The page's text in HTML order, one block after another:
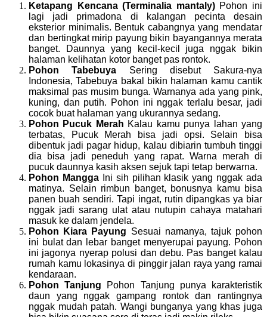
Ketapang Kencana (Terminalia mantaly)Pohon ini
lagi jadi primadona di kalangan pecinta desain
eksterior minimalis. Bentuk cabangnya yang mendatar
dan bertingkat mirip payung bikin bayangannya merata
banget. Daunnya yang kecil-kecil juga nggak bikin
halaman kelihatan kotor banget pas rontok.
Pohon Tabebuya Sering disebut Sakura-nya
Indonesia, Tabebuya bakal bikin halaman kamu cantik
maksimal pas musim bunga. Warnanya ada yang pink,
kuning, dan putih. Pohon ini nggak terlalu besar, jadi
cocok buat halaman yang ukurannya sedang.
Pohon Pucuk Merah Kalau kamu punya lahan yang
terbatas, Pucuk Merah bisa jadi opsi. Selain bisa
dibentuk jadi pagar hidup, kalau dibiarin tumbuh tinggi
dia bisa jadi peneduh yang rapat. Warna merah di
pucuk daunnya kasih aksen sejuk tapi tetap berwarna.
Pohon ManggaIni sih pilihan klasik yang nggak ada
matinya. Selain rimbun banget, bonusnya kamu bisa
panen buah sendiri. Tapi ingat, rutin dipangkas ya biar
nggak jadi sarang ulat atau nutupin cahaya matahari
masuk ke dalam jendela.
Pohon Kiara Payung Sesuai namanya, tajuk pohon
ini bulat dan lebar banget menyerupai payung. Pohon
ini jagonya nyerap polusi dan debu. Pas banget kalau
rumah kamu lokasinya di pinggir jalan raya yang ramai
kendaraan.
Pohon Tanjung Pohon Tanjung punya karakteristik
daun yang nggak gampang rontok dan rantingnya
nggak mudah patah. Wangi bunganya yang khas juga